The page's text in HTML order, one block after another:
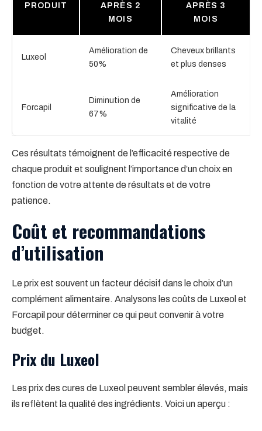
PRODUIT
APRÈS 2
MOIS
APRÈS 3
MOIS
Luxeol
Amélioration de
50%
Cheveux brillants
et plus denses
Forcapil
Diminution de
67%
Amélioration
significative de la
vitalité
Ces résultats témoignent de l’efficacité respective de
chaque produit et soulignent l’importance d’un choix en
fonction de votre attente de résultats et de votre
patience.
Coût et recommandations
d’utilisation
Le prix est souvent un facteur décisif dans le choix d’un
complément alimentaire. Analysons les coûts de Luxeol et
Forcapil pour déterminer ce qui peut convenir à votre
budget.
Prix du Luxeol
Les prix des cures de Luxeol peuvent sembler élevés, mais
ils reflètent la qualité des ingrédients. Voici un aperçu :